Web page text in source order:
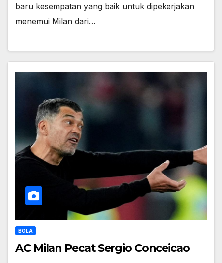
baru kesempatan yang baik untuk dipekerjakan
menemui Milan dari…
BOLA
AC Milan Pecat Sergio Conceicao